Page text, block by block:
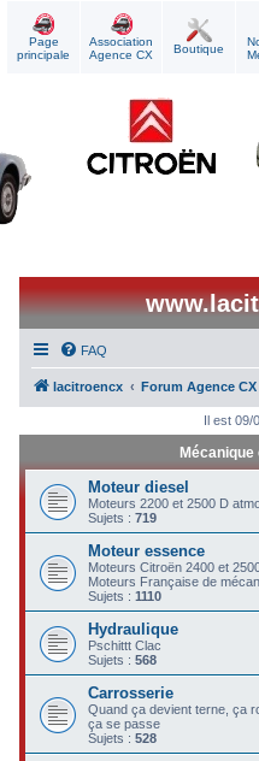
Page
principale
Association
Agence CX
Boutique
FAQ
lacitroencx Forum Agence CX
Il est 09/
Moteur diesel
Moteurs 2200 et 2500 D
Sujets :719
Moteur essence
Moteurs Citroën 2400 et
Moteurs Française de
Sujets :1110
Hydraulique
Pschittt Clac
Sujets :568
Carrosserie
Quand ça devient terne, ça
ça se passe
Sujets :528